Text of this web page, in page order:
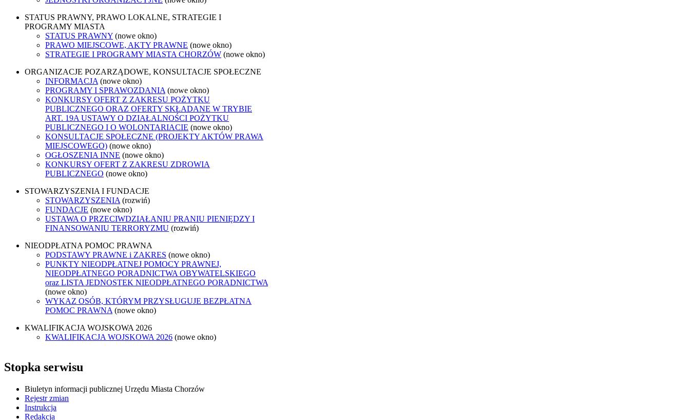
STATUS PRAWNY, PRAWO LOKALNE, STRATEGIE I
PROGRAMY MIASTA
STATUS PRAWNY (nowe okno)
PRAWO MIEJSCOWE, AKTY PRAWNE (nowe okno)
STRATEGIE I PROGRAMY MIASTA CHORZÓW (nowe okno)
ORGANIZACJE POZARZĄDOWE, KONSULTACJE SPOŁECZNE
INFORMACJA (nowe okno)
PROGRAMY I SPRAWOZDANIA (nowe okno)
KONKURSY OFERT Z ZAKRESU POŻYTKU
PUBLICZNEGO ORAZ OFERTY SKŁADANE W TRYBIE
ART. 19A USTAWY O DZIAŁALNOŚCI POŻYTKU
PUBLICZNEGO I O WOLONTARIACIE (nowe okno)
KONSULTACJE SPOŁECZNE (PROJEKTY AKTÓW PRAWA
MIEJSCOWEGO) (nowe okno)
OGŁOSZENIA INNE (nowe okno)
KONKURSY OFERT Z ZAKRESU ZDROWIA
PUBLICZNEGO (nowe okno)
STOWARZYSZENIA I FUNDACJE
STOWARZYSZENIA (rozwiń)
FUNDACJE (nowe okno)
USTAWA O PRZECIWDZIAŁANIU PRANIU PIENIĘDZY I
FINANSOWANIU TERRORYZMU (rozwiń)
NIEODPŁATNA POMOC PRAWNA
PODSTAWY PRAWNE i ZAKRES (nowe okno)
PUNKTY NIEODPŁATNEJ POMOCY PRAWNEJ,
NIEODPŁATNEGO PORADNICTWA OBYWATELSKIEGO
oraz LISTA JEDNOSTEK NIEODPŁATNEGO PORADNICTWA
(nowe okno)
WYKAZ OSÓB, KTÓRYM PRZYSŁUGUJE BEZPŁATNA
POMOC PRAWNA (nowe okno)
KWALIFIKACJA WOJSKOWA 2026
KWALIFIKACJA WOJSKOWA 2026 (nowe okno)
Stopka serwisu
Biuletyn informacji publicznej Urzędu Miasta Chorzów
Rejestr zmian
Instrukcja
Redakcja